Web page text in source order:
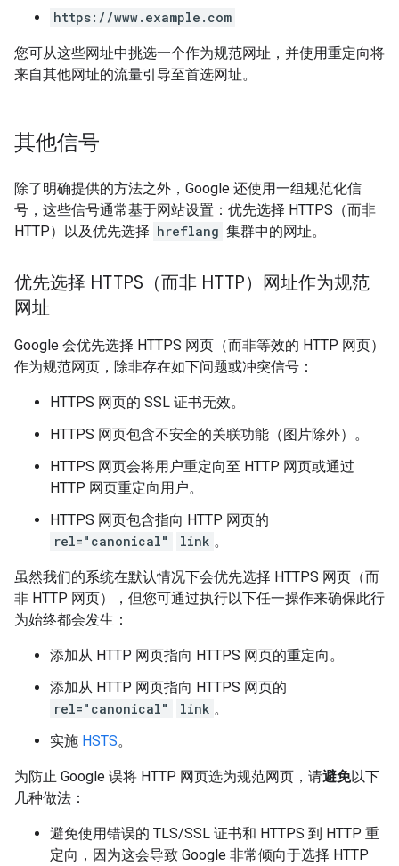
https://www.example.com
您可从这些网址中挑选一个作为规范网址，并使用重定向将
来自其他网址的流量引导至首选网址。
其他信号
除了明确提供的方法之外，Google 还使用一组规范化信
号，这些信号通常基于网站设置：优先选择 HTTPS（而非
HTTP）以及优先选择 hreflang 集群中的网址。
优先选择 HTTPS（而非 HTTP）网址作为规范
网址
Google 会优先选择 HTTPS 网页（而非等效的 HTTP 网页）
作为规范网页，除非存在如下问题或冲突信号：
HTTPS 网页的 SSL 证书无效。
HTTPS 网页包含不安全的关联功能（图片除外）。
HTTPS 网页会将用户重定向至 HTTP 网页或通过
HTTP 网页重定向用户。
HTTPS 网页包含指向 HTTP 网页的
rel="canonical"
link 。
虽然我们的系统在默认情况下会优先选择 HTTPS 网页（而
非 HTTP 网页），但您可通过执行以下任一操作来确保此行
为始终都会发生：
添加从 HTTP 网页指向 HTTPS 网页的重定向。
添加从 HTTP 网页指向 HTTPS 网页的
rel="canonical"
link 。
实施 HSTS。
为防止 Google 误将 HTTP 网页选为规范网页，请避免以下
几种做法：
避免使用错误的 TLS/SSL 证书和 HTTPS 到 HTTP 重
定向，因为这会导致 Google 非常倾向于选择 HTTP